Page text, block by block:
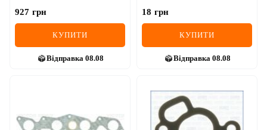
927 грн
КУПИТИ
Відправка 08.08
18 грн
КУПИТИ
Відправка 08.08